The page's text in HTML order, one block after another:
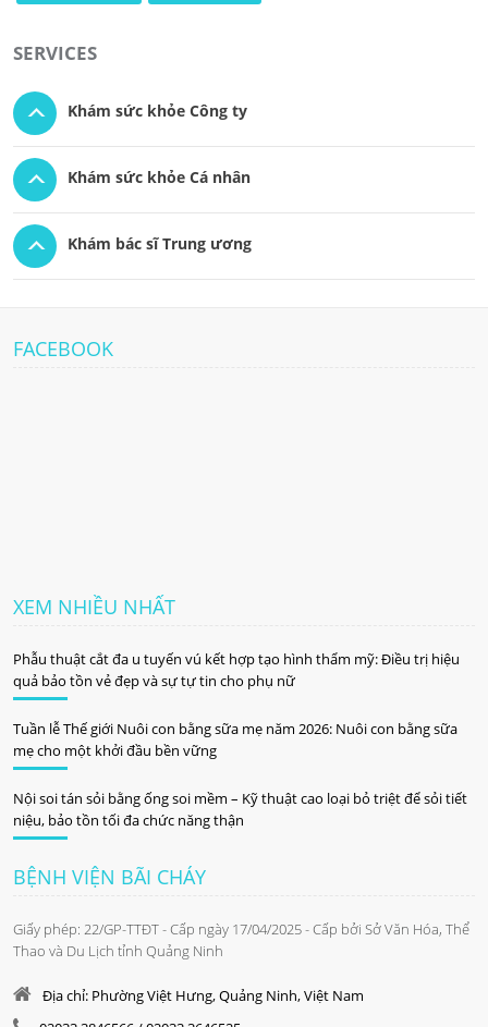
SERVICES
Khám sức khỏe Công ty
Khám sức khỏe Cá nhân
Khám bác sĩ Trung ương
FACEBOOK
XEM NHIỀU NHẤT
Phẫu thuật cắt đa u tuyến vú kết hợp tạo hình thẩm mỹ: Điều trị hiệu
quả bảo tồn vẻ đẹp và sự tự tin cho phụ nữ
Tuần lễ Thế giới Nuôi con bằng sữa mẹ năm 2026: Nuôi con bằng sữa
mẹ cho một khởi đầu bền vững
Nội soi tán sỏi bằng ống soi mềm – Kỹ thuật cao loại bỏ triệt để sỏi tiết
niệu, bảo tồn tối đa chức năng thận
BỆNH VIỆN BÃI CHÁY
Giấy phép: 22/GP-TTĐT - Cấp ngày 17/04/2025 - Cấp bởi Sở Văn Hóa, Thể
Thao và Du Lịch tỉnh Quảng Ninh
Địa chỉ: Phường Việt Hưng, Quảng Ninh, Việt Nam